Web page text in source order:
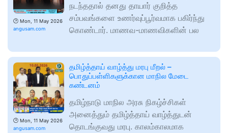
🕑 Mon, 11 May 2026
angusam.com
நடந்ததால் தனது தாயார் குறித்த
சம்பவங்களை உணர்வுப்பூர்வமாக பகிர்ந்து
கொண்டார். மாணவ-மாணவிகளின் பல
🕑 Mon, 11 May 2026
angusam.com
தமிழ்த்தாய் வாழ்த்து மரபு மீறல் –
பொதுப்பள்ளிகளுக்கான மாநில மேடை
கண்டனம்
தமிழ்நாடு மாநில அரசு நிகழ்ச்சிகள்
அனைத்தும் தமிழ்த்தாய் வாழ்த்துடன்
தொடங்குவது மரபு. காலம்காலமாக